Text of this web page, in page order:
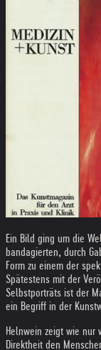
Ein Bild ging um die
bandagierten, durch
Form zu einem der
Spätestens mit der
Selbstporträts ist der
ein Begriff in der
Helnwein zeigt wie nur
Direktheit den